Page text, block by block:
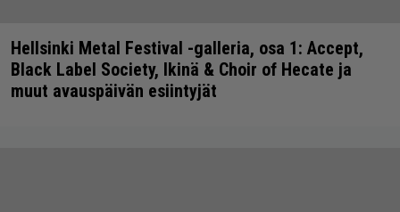
Hellsinki Metal Festival -galleria, osa 1: Accept,
Black Label Society, Ikinä & Choir of Hecate ja
muut avauspäivän esiintyjät